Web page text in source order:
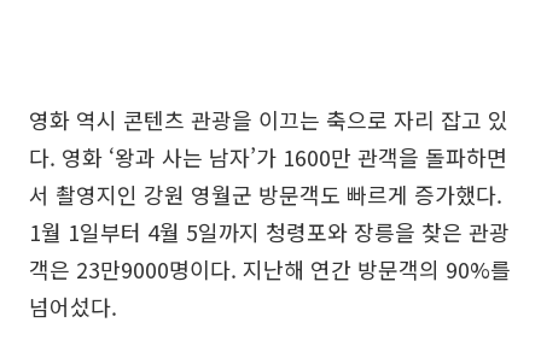
영화 역시 콘텐츠 관광을 이끄는 축으로 자리 잡고 있
다. 영화 ‘왕과 사는 남자’가 1600만 관객을 돌파하면
서 촬영지인 강원 영월군 방문객도 빠르게 증가했다.
1월 1일부터 4월 5일까지 청령포와 장릉을 찾은 관광
객은 23만9000명이다. 지난해 연간 방문객의 90%를
넘어섰다.